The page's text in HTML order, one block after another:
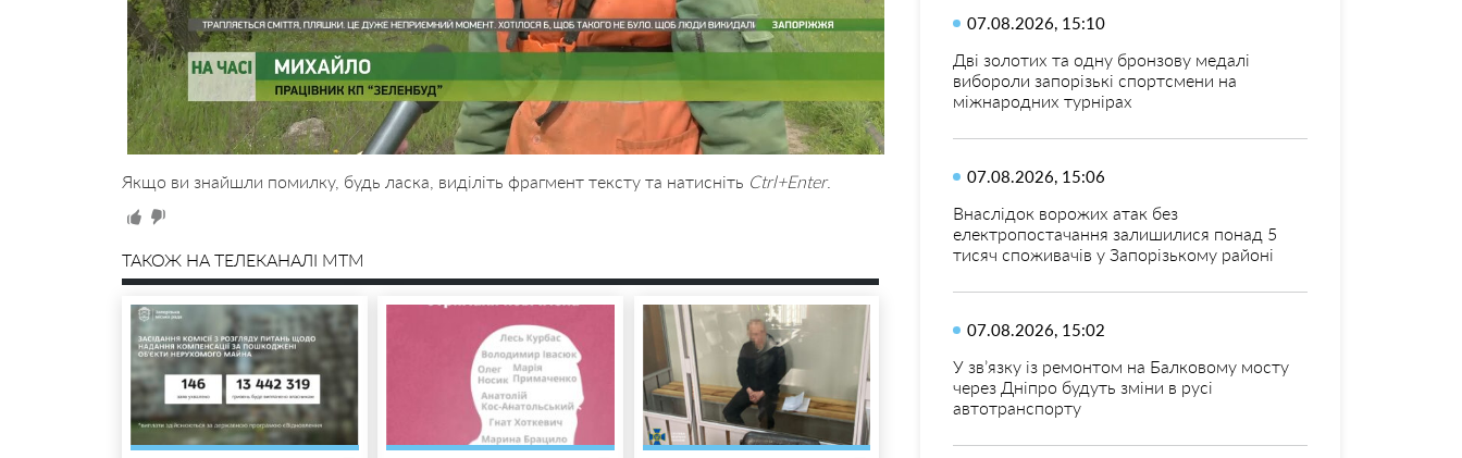
Якщо ви знайшли помилку, будь ласка, виділіть фрагмент тексту та натисніть Ctrl+Enter.
ТАКОЖ НА ТЕЛЕКАНАЛІ MTM
07.08.2026, 15:10
Дві золотих та одну бронзову медалі
вибороли запорізькі спортсмени на
міжнародних турнірах
07.08.2026, 15:06
Внаслідок ворожих атак без
електропостачання залишилися понад 5
тисяч споживачів у Запорізькому районі
07.08.2026, 15:02
У зв’язку із ремонтом на Балковому мосту
через Дніпро будуть зміни в русі
автотранспорту